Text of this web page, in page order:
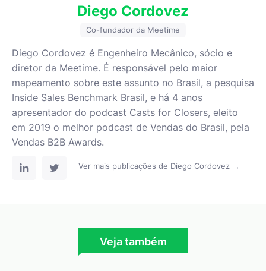
Diego Cordovez
Co-fundador da Meetime
Diego Cordovez é Engenheiro Mecânico, sócio e
diretor da Meetime. É responsável pelo maior
mapeamento sobre este assunto no Brasil, a pesquisa
Inside Sales Benchmark Brasil, e há 4 anos
apresentador do podcast Casts for Closers, eleito
em 2019 o melhor podcast de Vendas do Brasil, pela
Vendas B2B Awards.
Ver mais publicações de Diego Cordovez →
Veja também